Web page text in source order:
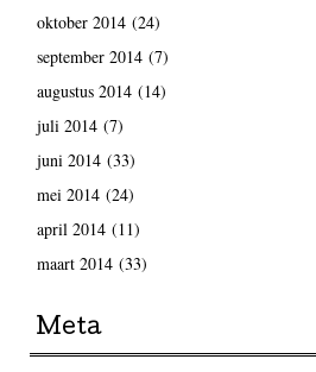
oktober 2014(24)
september 2014(7)
augustus 2014(14)
juli 2014(7)
juni 2014(33)
mei 2014(24)
april 2014(11)
maart 2014(33)
Meta